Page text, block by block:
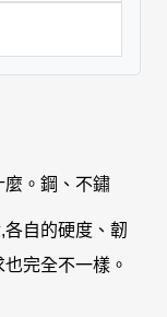
麼。鋼、不鏽
自的硬度、韌
完全不一樣。